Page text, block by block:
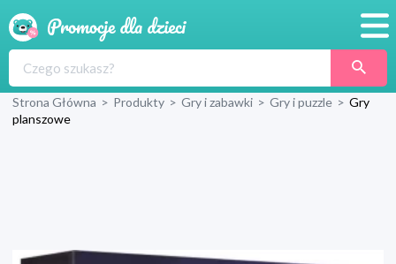
Produkty
Strona Główna > Produkty > Gry i zabawki > Gry i puzzle > Gry
planszowe